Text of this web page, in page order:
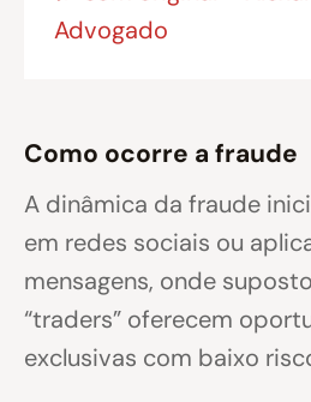
Advogado
Como ocorre a fraude
A dinâmica da fraude
em redes sociais ou
mensagens, onde
“traders” oferecem
exclusivas com baixo